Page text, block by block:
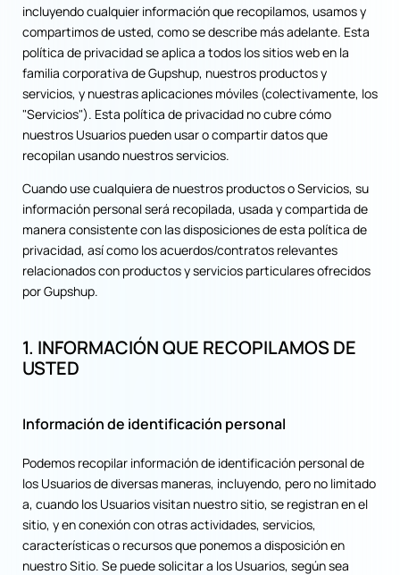
incluyendo cualquier información que recopilamos, usamos y
compartimos de usted, como se describe más adelante. Esta
política de privacidad se aplica a todos los sitios web en la
familia corporativa de Gupshup, nuestros productos y
servicios, y nuestras aplicaciones móviles (colectivamente, los
"Servicios"). Esta política de privacidad no cubre cómo
nuestros Usuarios pueden usar o compartir datos que
recopilan usando nuestros servicios.
Cuando use cualquiera de nuestros productos o Servicios, su
información personal será recopilada, usada y compartida de
manera consistente con las disposiciones de esta política de
privacidad, así como los acuerdos/contratos relevantes
relacionados con productos y servicios particulares ofrecidos
por Gupshup.
1. INFORMACIÓN QUE RECOPILAMOS DE
USTED
Información de identificación personal
Podemos recopilar información de identificación personal de
los Usuarios de diversas maneras, incluyendo, pero no limitado
a, cuando los Usuarios visitan nuestro sitio, se registran en el
sitio, y en conexión con otras actividades, servicios,
características o recursos que ponemos a disposición en
nuestro Sitio. Se puede solicitar a los Usuarios, según sea